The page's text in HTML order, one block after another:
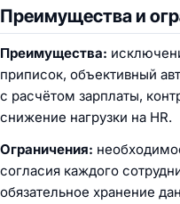
Преимущества и
Преимущества:
приписок, объективный
с расчётом зарплаты,
снижение нагрузки на HR.
Ограничения:
согласия каждого
обязательное хранение